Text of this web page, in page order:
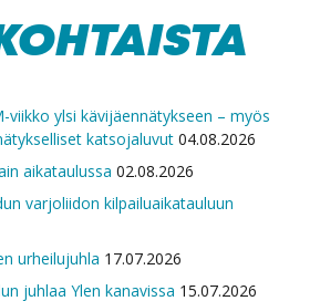
viikko ylsi kävijäennätykseen – myös
katsojaluvut 04.08.2026
aikataulussa 02.08.2026
varjoliidon kilpailuaikatauluun
urheilujuhla 17.07.2026
juhlaa Ylen kanavissa 15.07.2026